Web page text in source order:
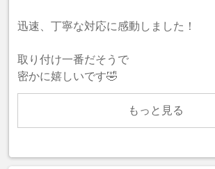
迅速、丁寧な対応に感動しました！
取り付け一番だそうで
密かに嬉しいです🤣
もっと見る